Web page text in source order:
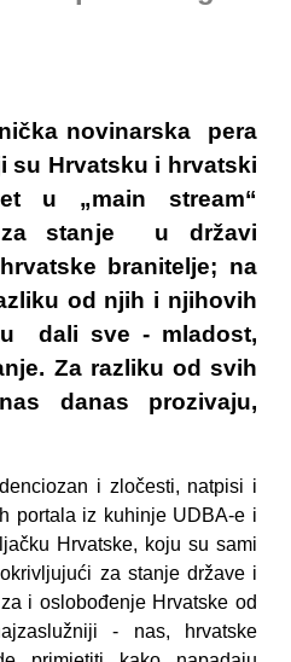
novinarska pera
su Hrvatsku i hrvatski
u „main stream“
za stanje u državi
branitelje; na
od njih i njihovih
dali sve - mladost,
Za razliku od svih
danas prozivaju,
i zločesti, natpisi i
portala iz kuhinje UDBA-e i
Hrvatske, koju su sami
za stanje države i
i oslobođenje Hrvatske od
- nas, hrvatske